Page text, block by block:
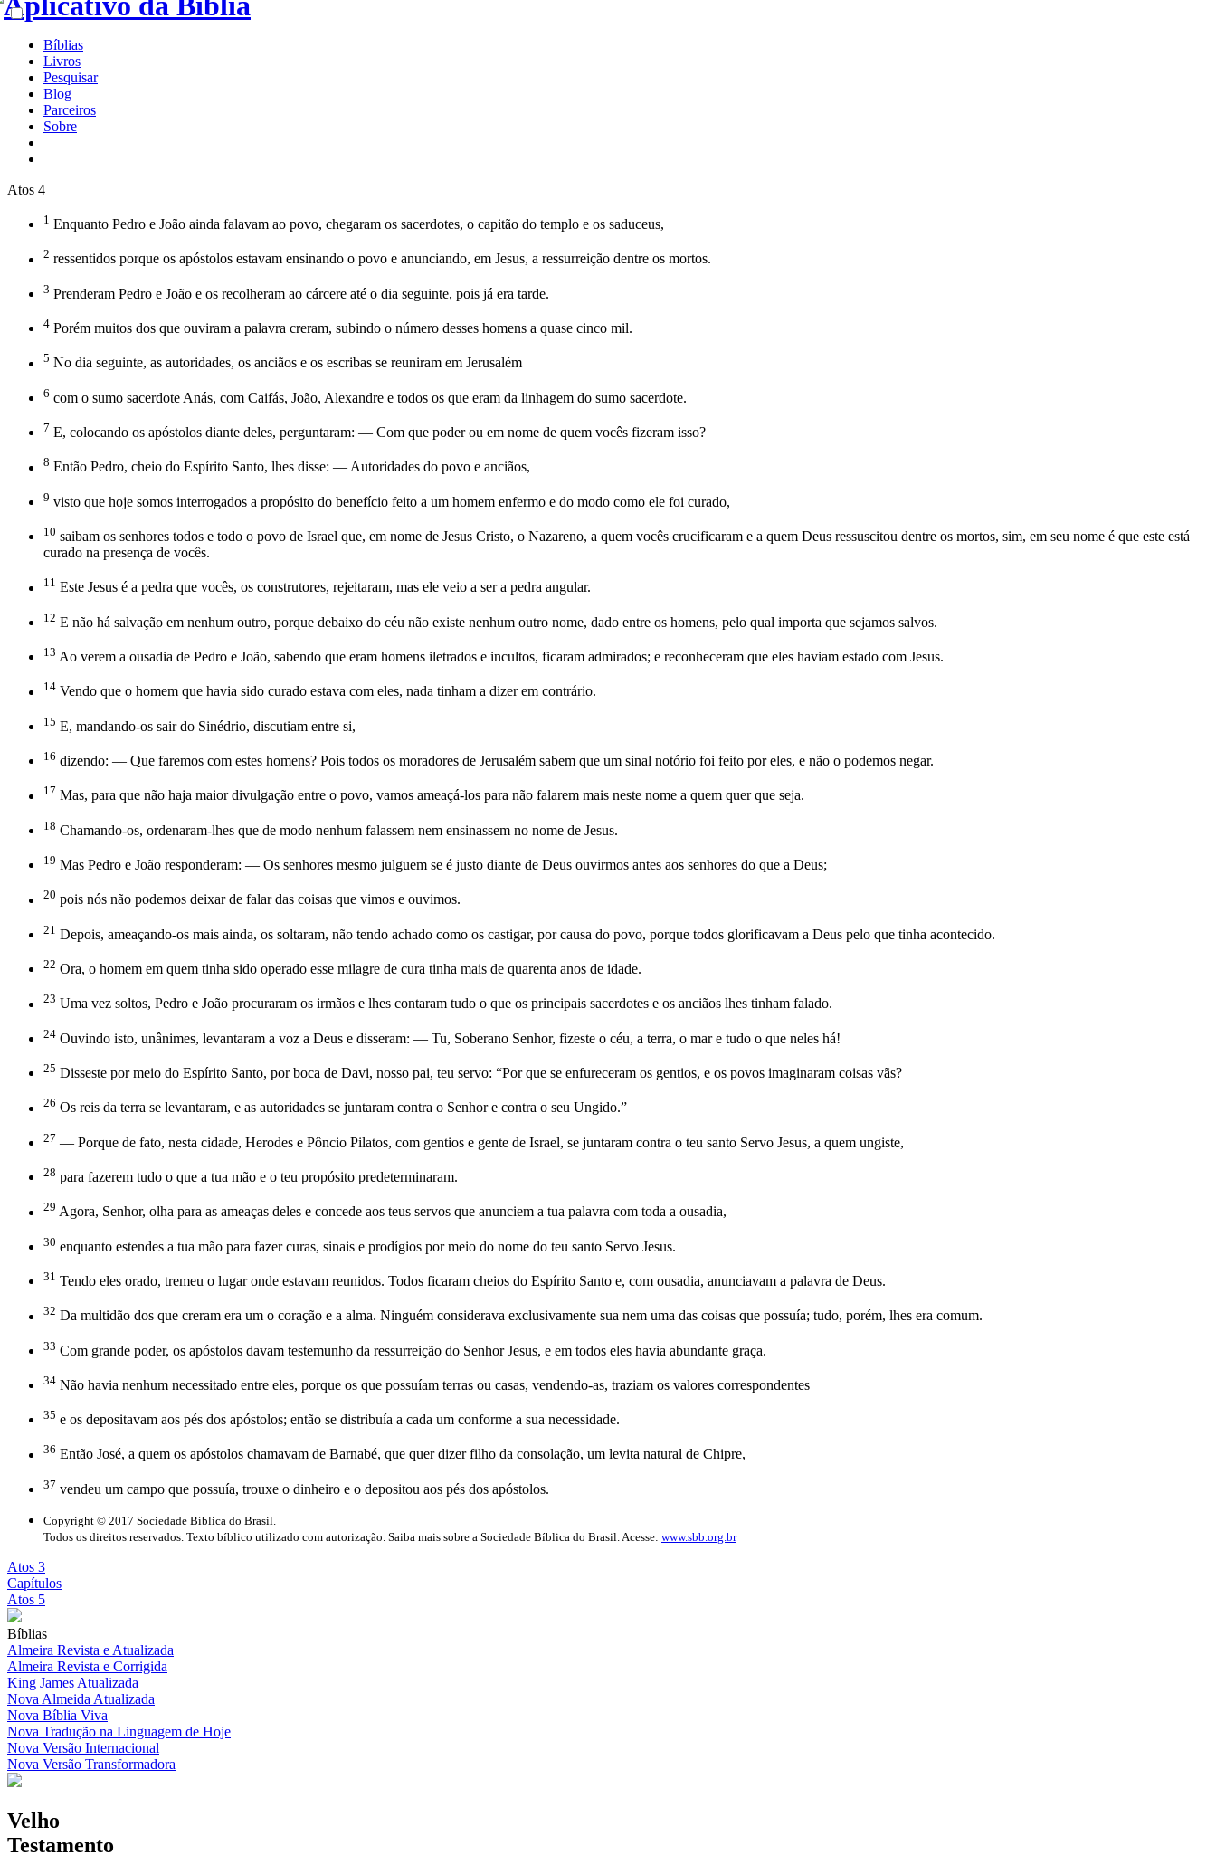
Bíblias
Livros
Pesquisar
Blog
Parceiros
Sobre
Atos 4
1 Enquanto Pedro e João ainda falavam ao povo, chegaram os sacerdotes, o capitão do templo e os saduceus,
2 ressentidos porque os apóstolos estavam ensinando o povo e anunciando, em Jesus, a ressurreição dentre os mortos.
3 Prenderam Pedro e João e os recolheram ao cárcere até o dia seguinte, pois já era tarde.
4 Porém muitos dos que ouviram a palavra creram, subindo o número desses homens a quase cinco mil.
5 No dia seguinte, as autoridades, os anciãos e os escribas se reuniram em Jerusalém
6 com o sumo sacerdote Anás, com Caifás, João, Alexandre e todos os que eram da linhagem do sumo sacerdote.
7 E, colocando os apóstolos diante deles, perguntaram: — Com que poder ou em nome de quem vocês fizeram isso?
8 Então Pedro, cheio do Espírito Santo, lhes disse: — Autoridades do povo e anciãos,
9 visto que hoje somos interrogados a propósito do benefício feito a um homem enfermo e do modo como ele foi curado,
10 saibam os senhores todos e todo o povo de Israel que, em nome de Jesus Cristo, o Nazareno, a quem vocês crucificaram e a quem Deus ressuscitou dentre os mortos, sim, em seu nome é que este está
curado na presença de vocês.
11 Este Jesus é a pedra que vocês, os construtores, rejeitaram, mas ele veio a ser a pedra angular.
12 E não há salvação em nenhum outro, porque debaixo do céu não existe nenhum outro nome, dado entre os homens, pelo qual importa que sejamos salvos.
13 Ao verem a ousadia de Pedro e João, sabendo que eram homens iletrados e incultos, ficaram admirados; e reconheceram que eles haviam estado com Jesus.
14 Vendo que o homem que havia sido curado estava com eles, nada tinham a dizer em contrário.
15 E, mandando-os sair do Sinédrio, discutiam entre si,
16 dizendo: — Que faremos com estes homens? Pois todos os moradores de Jerusalém sabem que um sinal notório foi feito por eles, e não o podemos negar.
17 Mas, para que não haja maior divulgação entre o povo, vamos ameaçá-los para não falarem mais neste nome a quem quer que seja.
18 Chamando-os, ordenaram-lhes que de modo nenhum falassem nem ensinassem no nome de Jesus.
19 Mas Pedro e João responderam: — Os senhores mesmo julguem se é justo diante de Deus ouvirmos antes aos senhores do que a Deus;
20 pois nós não podemos deixar de falar das coisas que vimos e ouvimos.
21 Depois, ameaçando-os mais ainda, os soltaram, não tendo achado como os castigar, por causa do povo, porque todos glorificavam a Deus pelo que tinha acontecido.
22 Ora, o homem em quem tinha sido operado esse milagre de cura tinha mais de quarenta anos de idade.
23 Uma vez soltos, Pedro e João procuraram os irmãos e lhes contaram tudo o que os principais sacerdotes e os anciãos lhes tinham falado.
24 Ouvindo isto, unânimes, levantaram a voz a Deus e disseram: — Tu, Soberano Senhor, fizeste o céu, a terra, o mar e tudo o que neles há!
25 Disseste por meio do Espírito Santo, por boca de Davi, nosso pai, teu servo: “Por que se enfureceram os gentios, e os povos imaginaram coisas vãs?
26 Os reis da terra se levantaram, e as autoridades se juntaram contra o Senhor e contra o seu Ungido.”
27 — Porque de fato, nesta cidade, Herodes e Pôncio Pilatos, com gentios e gente de Israel, se juntaram contra o teu santo Servo Jesus, a quem ungiste,
28 para fazerem tudo o que a tua mão e o teu propósito predeterminaram.
29 Agora, Senhor, olha para as ameaças deles e concede aos teus servos que anunciem a tua palavra com toda a ousadia,
30 enquanto estendes a tua mão para fazer curas, sinais e prodígios por meio do nome do teu santo Servo Jesus.
31 Tendo eles orado, tremeu o lugar onde estavam reunidos. Todos ficaram cheios do Espírito Santo e, com ousadia, anunciavam a palavra de Deus.
32 Da multidão dos que creram era um o coração e a alma. Ninguém considerava exclusivamente sua nem uma das coisas que possuía; tudo, porém, lhes era comum.
33 Com grande poder, os apóstolos davam testemunho da ressurreição do Senhor Jesus, e em todos eles havia abundante graça.
34 Não havia nenhum necessitado entre eles, porque os que possuíam terras ou casas, vendendo-as, traziam os valores correspondentes
35 e os depositavam aos pés dos apóstolos; então se distribuía a cada um conforme a sua necessidade.
36 Então José, a quem os apóstolos chamavam de Barnabé, que quer dizer filho da consolação, um levita natural de Chipre,
37 vendeu um campo que possuía, trouxe o dinheiro e o depositou aos pés dos apóstolos.
Copyright © 2017 Sociedade Bíblica do Brasil.
Todos os direitos reservados. Texto bíblico utilizado com autorização. Saiba mais sobre a Sociedade Bíblica do Brasil. Acesse: www.sbb.org.br
Atos 3
Capítulos
Atos 5
Bíblias
Almeira Revista e Atualizada
Almeira Revista e Corrigida
King James Atualizada
Nova Almeida Atualizada
Nova Bíblia Viva
Nova Tradução na Linguagem de Hoje
Nova Versão Internacional
Nova Versão Transformadora
Velho
Testamento